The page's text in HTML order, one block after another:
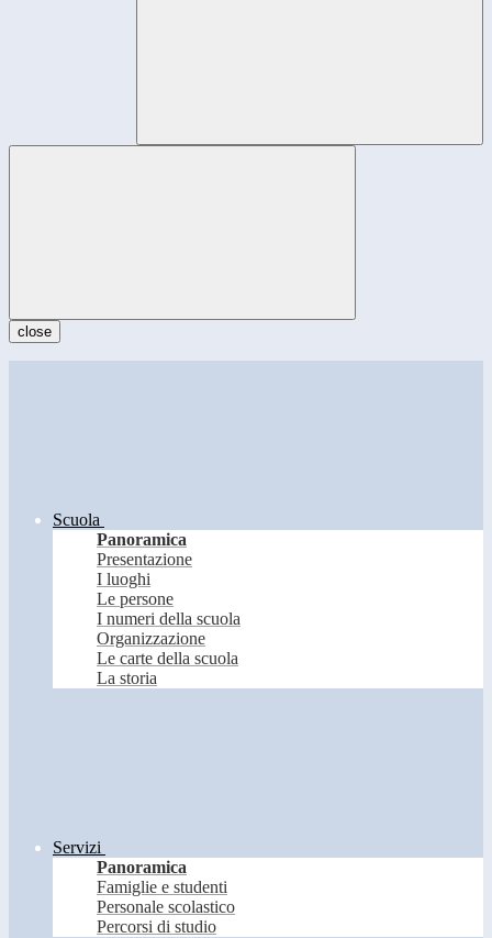
close
Scuola
Panoramica
Presentazione
I luoghi
Le persone
I numeri della scuola
Organizzazione
Le carte della scuola
La storia
Servizi
Panoramica
Famiglie e studenti
Personale scolastico
Percorsi di studio